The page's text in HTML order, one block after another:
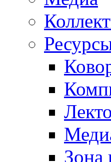
Зона